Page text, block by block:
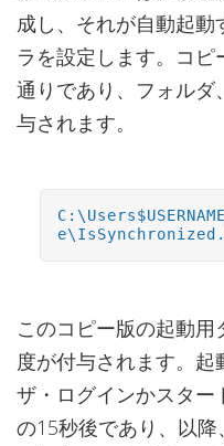
成し、それが自動起
ラを設定します。コ
通りであり、フォル
与されます。
このコピー版の起動
度が付与されます。
ザ・ログインかスタ
の15秒後であり、以